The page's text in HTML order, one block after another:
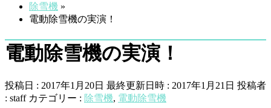
除雪機 »
電動除雪機の実演！
電動除雪機の実演！
投稿日 : 2017年1月20日 最終更新日時 : 2017年1月21日 投稿者
: staff カテゴリー : 除雪機, 電動除雪機